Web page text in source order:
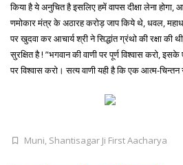
किया है ये अनुचित है इसलिए हमें वापस दीक्षा लेना होगा,
णमोकार मंत्र के अठारह करोड़ जाप किये थे, धवल,
पर खुदवा कर आचार्य श्री ने सिद्धांत ग्रंथो की रक्षा
सुरक्षित है ! ”भगवान की वाणी पर पूर्ण विश्वास करो,
पर विश्वास करो। सत्य वाणी यही है कि एक आत्म-
Muni, Shantisagar Ji First Aacharya